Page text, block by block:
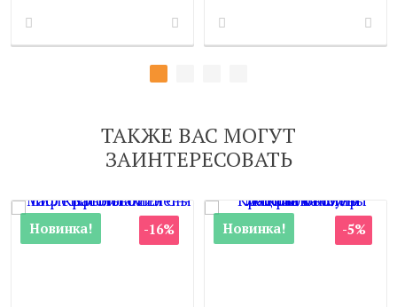
ТАКЖЕ ВАС МОГУТ
ЗАИНТЕРЕСОВАТЬ
Новинка! -16% Новинка! -5%